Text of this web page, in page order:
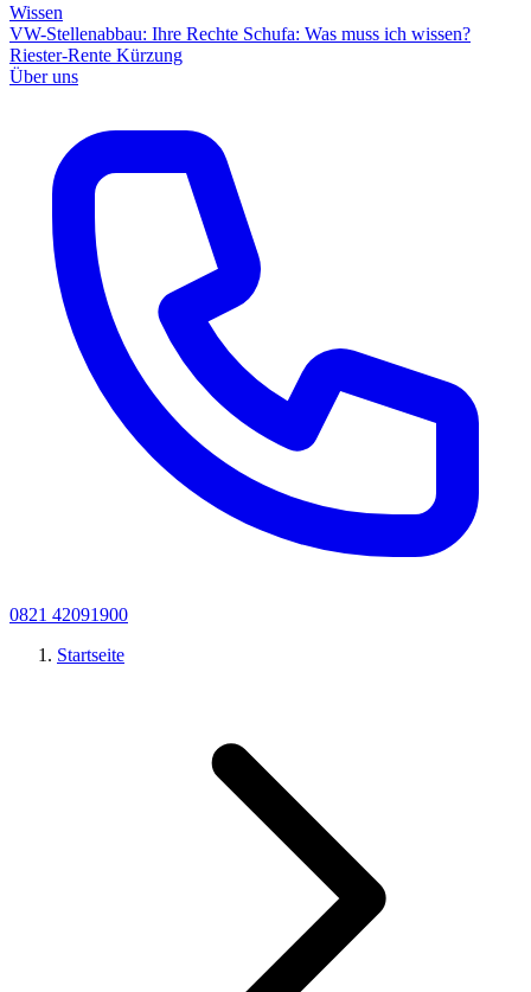
Wissen
VW-Stellenabbau: Ihre Rechte Schufa: Was muss ich wissen?
Riester-Rente Kürzung
Über uns
0821 42091900
Startseite